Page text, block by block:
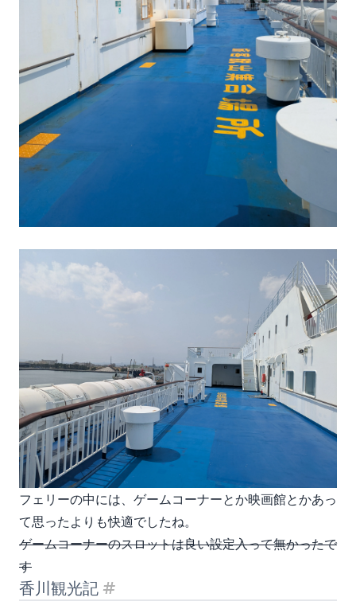
フェリーの中には、ゲームコーナーとか映画館とかあっ
て思ったよりも快適でしたね。
ゲームコーナーのスロットは良い設定入って無かったで
す
香川観光記